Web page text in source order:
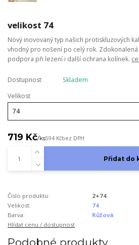
velikost 74
Nový inovovaný typ našich protiskluzových
vhodný pro nošení po celý rok.
podpora při lezení i další ochrana kolínek.
Dostupnost
Skladem
Velikost
719 Kč/ks594 Kčbez DPH
Přidat do
Číslo produktu:
2+74
Velikost:
74
Barva:
Růžová
Hlídat cenu / dostupnost
Podobné produkty